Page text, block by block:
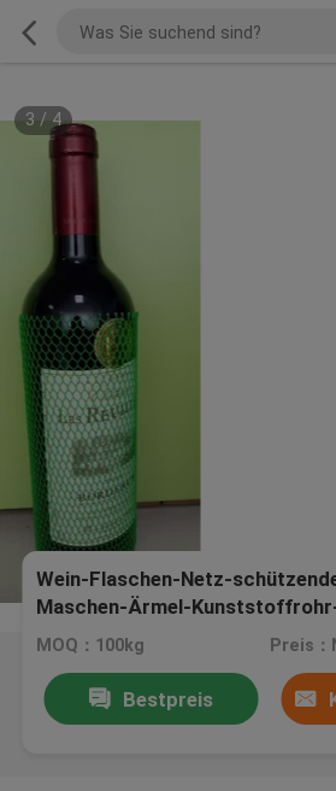
3 / 4
Wein-Flaschen-Netz-
Maschen-Ärmel-
Sleeving ist
MOQ：100kg Preis
Bestpreis